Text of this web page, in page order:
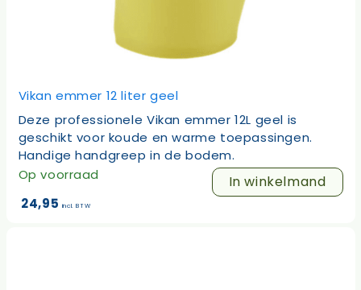
Vikan emmer 12 liter geel
Deze professionele Vikan emmer 12L geel is
geschikt voor koude en warme toepassingen.
Handige handgreep in de bodem.
Op voorraad
In winkelmand
24,95 incl. BTW